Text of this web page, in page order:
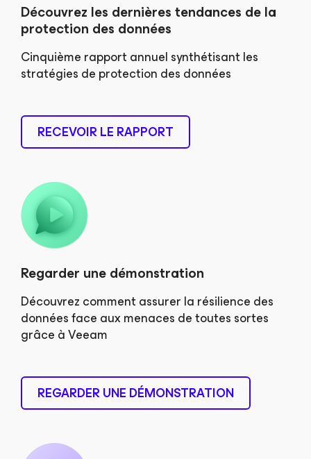
Découvrez les dernières tendances de la
protection des données
Cinquième rapport annuel synthétisant les
stratégies de protection des données
RECEVOIR LE RAPPORT
Regarder une démonstration
Découvrez comment assurer la résilience des
données face aux menaces de toutes sortes
grâce à Veeam
REGARDER UNE DÉMONSTRATION